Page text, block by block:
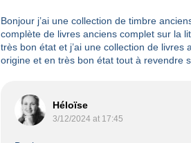
Bonjour j’ai une collection de timbre
complète de livres anciens complet sur la
très bon état et j’ai une collection de
origine et en très bon état tout à revendre
Héloïse
3/12/2024 at 17:45